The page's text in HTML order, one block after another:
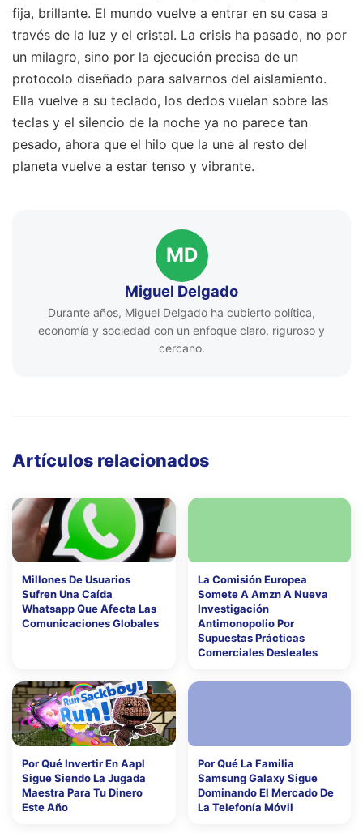
fija, brillante. El mundo vuelve a entrar en su casa a
través de la luz y el cristal. La crisis ha pasado, no por
un milagro, sino por la ejecución precisa de un
protocolo diseñado para salvarnos del aislamiento.
Ella vuelve a su teclado, los dedos vuelan sobre las
teclas y el silencio de la noche ya no parece tan
pesado, ahora que el hilo que la une al resto del
planeta vuelve a estar tenso y vibrante.
MD
Miguel Delgado
Durante años, Miguel Delgado ha cubierto política,
economía y sociedad con un enfoque claro, riguroso y
cercano.
Artículos relacionados
Millones De Usuarios
Sufren Una Caída
Whatsapp Que Afecta Las
Comunicaciones Globales
La Comisión Europea
Somete A Amzn A Nueva
Investigación
Antimonopolio Por
Supuestas Prácticas
Comerciales Desleales
Por Qué Invertir En Aapl
Sigue Siendo La Jugada
Maestra Para Tu Dinero
Este Año
Por Qué La Familia
Samsung Galaxy Sigue
Dominando El Mercado De
La Telefonía Móvil